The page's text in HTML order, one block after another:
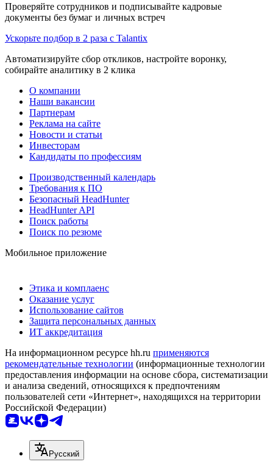
Проверяйте сотрудников и подписывайте кадровые
документы без бумаг и личных встреч
Ускорьте подбор в 2 раза с Talantix
Автоматизируйте сбор откликов, настройте воронку,
собирайте аналитику в 2 клика
О компании
Наши вакансии
Партнерам
Реклама на сайте
Новости и статьи
Инвесторам
Кандидаты по профессиям
Производственный календарь
Требования к ПО
Безопасный HeadHunter
HeadHunter API
Поиск работы
Поиск по резюме
Мобильное приложение
Этика и комплаенс
Оказание услуг
Использование сайтов
Защита персональных данных
ИТ аккредитация
На информационном ресурсе hh.ru применяются
рекомендательные технологии (информационные технологии
предоставления информации на основе сбора, систематизации
и анализа сведений, относящихся к предпочтениям
пользователей сети «Интернет», находящихся на территории
Российской Федерации)
Русский